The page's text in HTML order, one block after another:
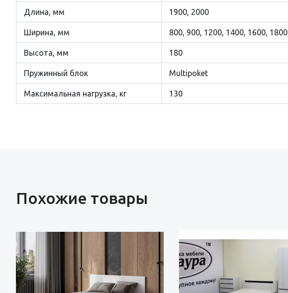
Длина, мм 1900, 2000
Ширина, мм 800, 900, 1200, 1400, 1600, 1800
Высота, мм 180
Пружинный блок Multipoket
Максимальная нагрузка, кг 130
Похожие товары